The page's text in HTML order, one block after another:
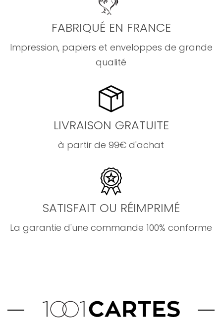
FABRIQUÉ EN FRANCE
Impression, papiers et enveloppes de grande
qualité
LIVRAISON GRATUITE
à partir de 99€ d'achat
SATISFAIT OU RÉIMPRIMÉ
La garantie d'une commande 100% conforme